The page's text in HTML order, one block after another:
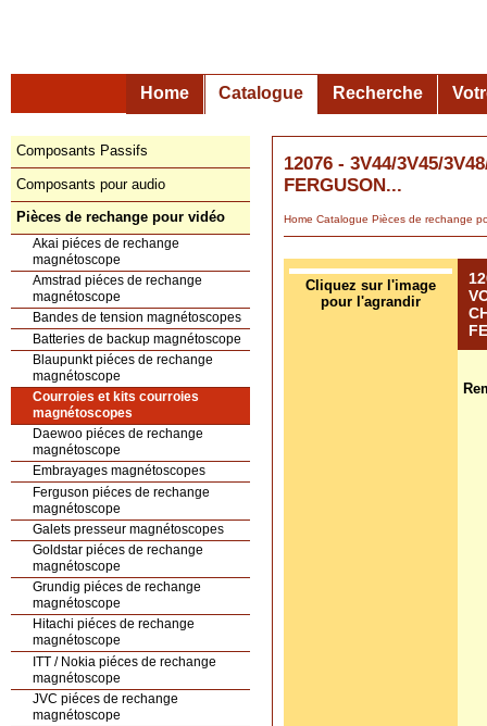
Home Catalogue Recherche
Composants Passifs
Composants pour audio
Pièces de rechange pour vidéo
Akai piéces de rechange
magnétoscope
Amstrad piéces de rechange
magnétoscope
Bandes de tension magnétoscopes
Batteries de backup magnétoscope
Blaupunkt piéces de rechange
magnétoscope
Courroies et kits courroies
magnétoscopes
Daewoo piéces de rechange
magnétoscope
Embrayages magnétoscopes
Ferguson piéces de rechange
magnétoscope
Galets presseur magnétoscopes
Goldstar piéces de rechange
magnétoscope
Grundig piéces de rechange
magnétoscope
Hitachi piéces de rechange
magnétoscope
ITT / Nokia piéces de rechange
magnétoscope
JVC piéces de rechange
magnétoscope
12076 - 3V44/3V45/
FERGUSON...
Home Catalogue Pièces de